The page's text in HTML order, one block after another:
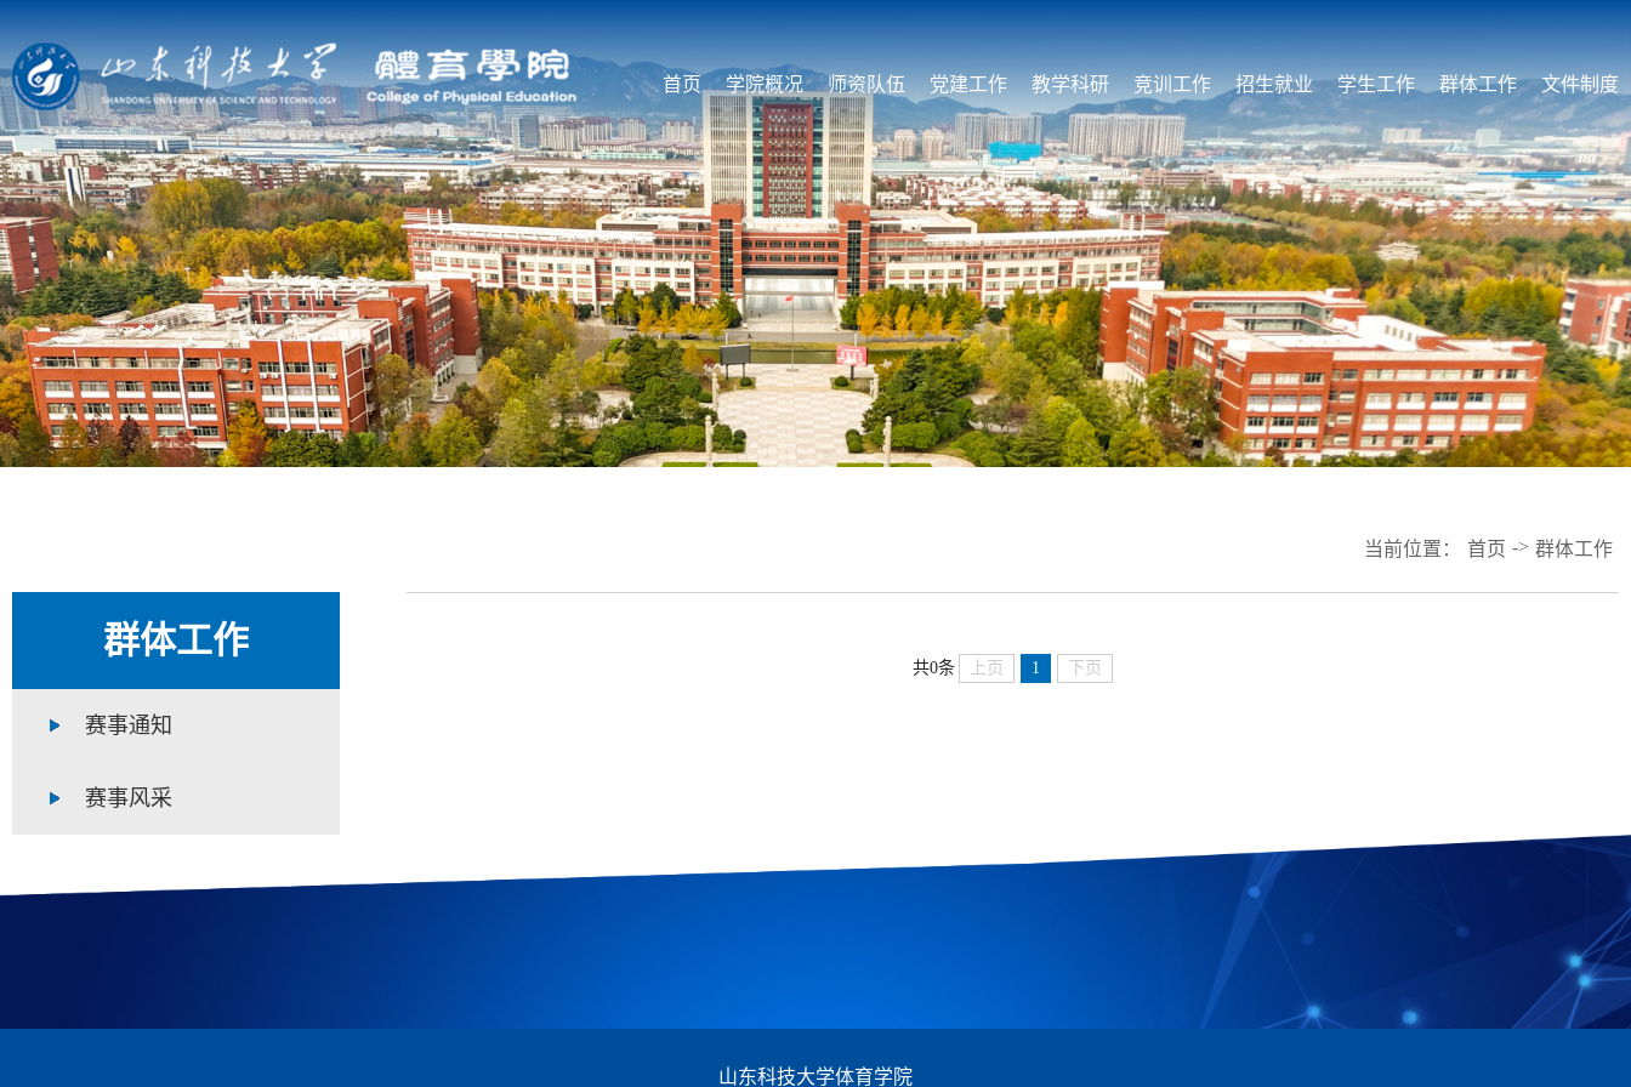
首页 学院概况 师资队伍 党建工作 教学科研 竞训工作 招生就业 学生工作 群体工作 文件制度
当前位置： 首页 -> 群体工作
群体工作
赛事通知
赛事风采
共0条 上页 1 下页
山东科技大学体育学院